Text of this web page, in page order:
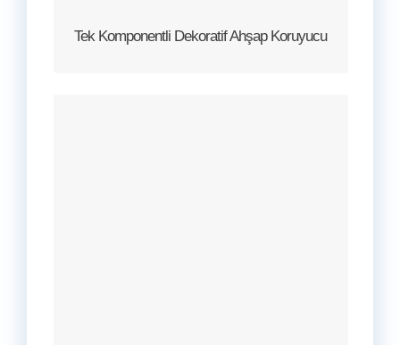
Tek Komponentli Dekoratif Ahşap Koruyucu